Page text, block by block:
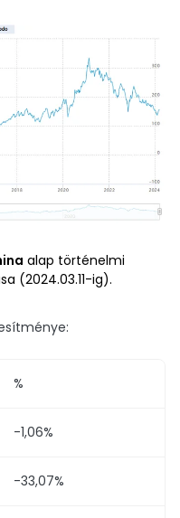
alap történelmi
(2024.03.11-ig).
%
-1,06%
-33,07%